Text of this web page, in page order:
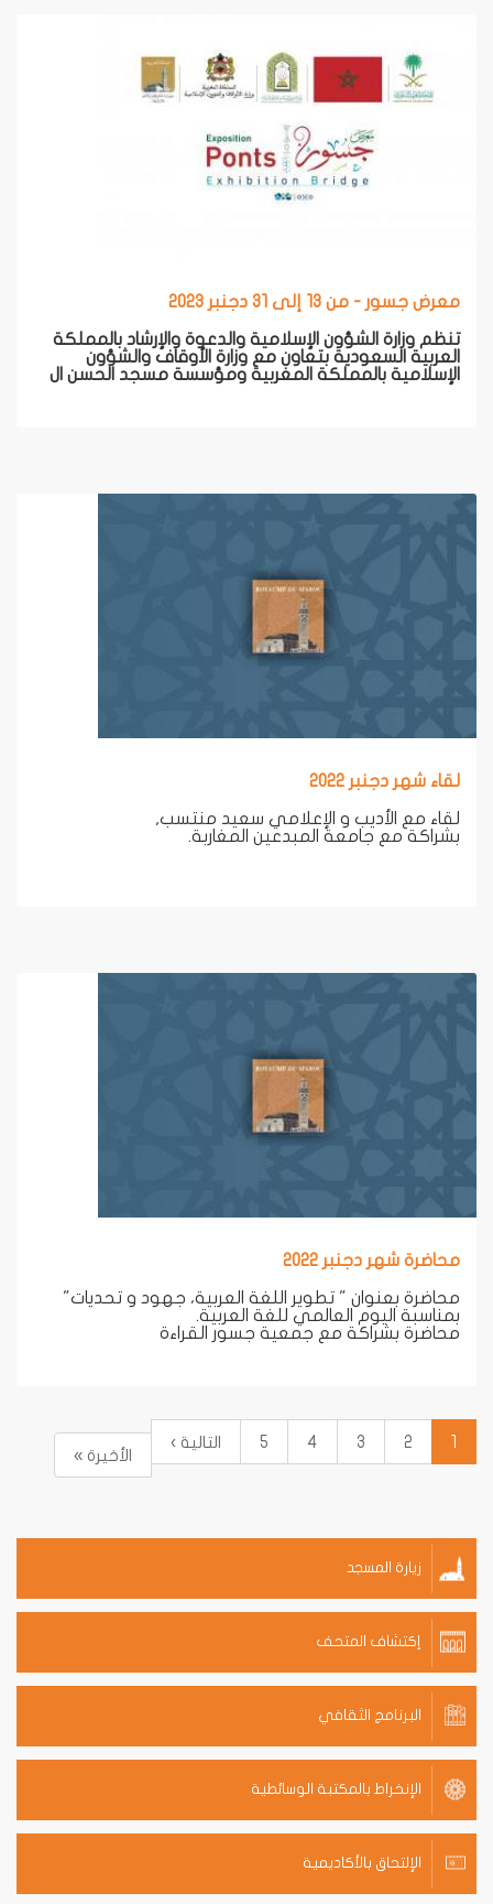
معرض جسور - من 13 إلى 31 دجنبر 2023
تنظم وزارة الشؤون الإسلامية والدعوة والإرشاد بالمملكة
العربية السعودية بتعاون مع وزارة الأوقاف والشؤون
الإسلامية بالمملكة المغربية ومؤسسة مسجد الحسن ال
لقاء شهر دجنبر 2022
لقاء مع الأديب و الإعلامي سعيد منتسب,
بشراكة مع جامعة المبدعين المغاربة.
محاضرة شهر دجنبر 2022
محاضرة بعنوان " تطوير اللغة العربية، جهود و تحديات"
بمناسبة اليوم العالمي للغة العربية.
محاضرة بشراكة مع جمعية جسور القراءة
1
2
3
4
5 التالية ›
الأخيرة »
زيارة المسجد
إكتشاف المتحف
البرنامج الثقافي
الإنخراط بالمكتبة الوسائطية
الإلتحاق بالأكاديمية